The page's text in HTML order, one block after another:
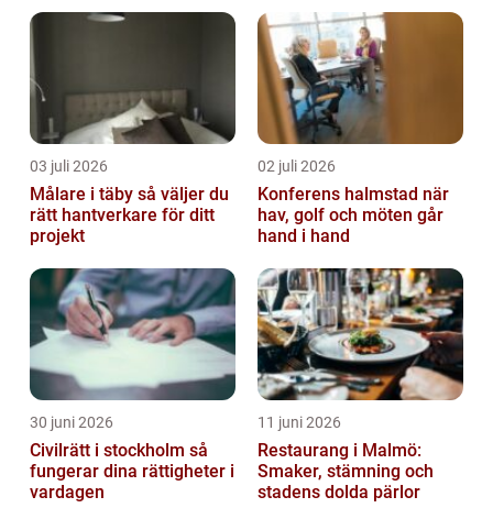
03 juli 2026
Målare i täby så väljer du
rätt hantverkare för ditt
projekt
02 juli 2026
Konferens halmstad när
hav, golf och möten går
hand i hand
30 juni 2026
Civilrätt i stockholm så
fungerar dina rättigheter i
vardagen
11 juni 2026
Restaurang i Malmö:
Smaker, stämning och
stadens dolda pärlor